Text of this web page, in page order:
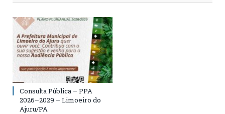
Consulta Pública – PPA
2026–2029 – Limoeiro do
Ajuru/PA